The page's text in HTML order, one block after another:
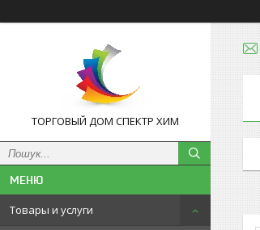
ТОРГОВЫЙ ДОМ СПЕКТР ХИМ
Товары и услуги